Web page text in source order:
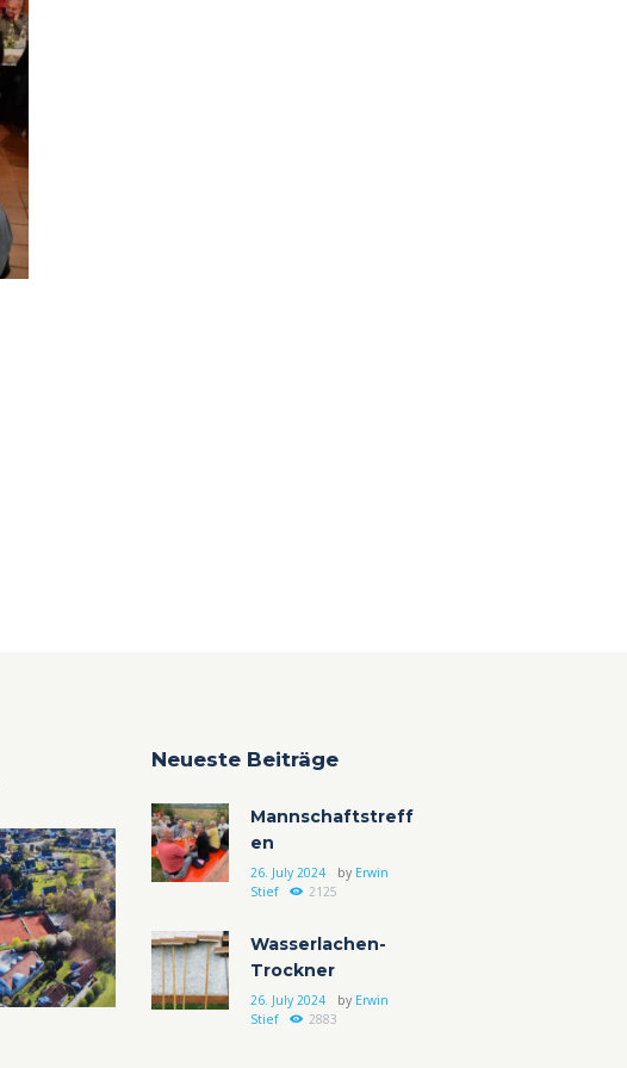
Neueste Beiträge
Mannschaftstreff
en
26. July 2024 by Erwin
Stief
2125
Wasserlachen-
Trockner
26. July 2024 by Erwin
Stief
2883